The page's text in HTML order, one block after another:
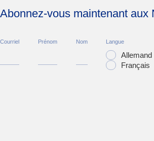
Abonnez-vous maintenant aux
Courriel Prénom Nom Langue
Allemand
Français